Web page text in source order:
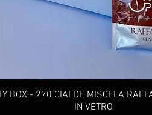
BOX - 270 CIALDE MISCELA
IN VETRO